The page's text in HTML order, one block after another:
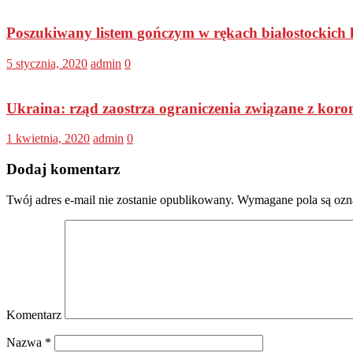
Poszukiwany listem gończym w rękach
5 stycznia, 2020 admin 0
Ukraina: rząd zaostrza ograniczenia związane z
1 kwietnia, 2020 admin 0
Dodaj komentarz
Twój adres e-mail nie zostanie opublikowany. Wymagane pola są
Komentarz
Nazwa *